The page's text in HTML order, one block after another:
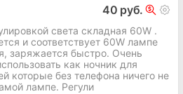
40 руб.
света складная 60W .
и соответствует 60W лампе
заряжается быстро. Очень
как ночник для
которые без телефона ничего не
лампе. Регули